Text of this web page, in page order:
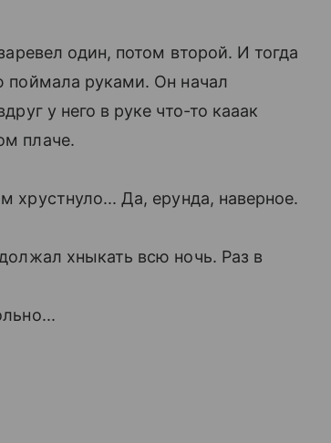
один, потом второй. И тогда
поймала руками. Он начал
у него в руке что-то кааак
плаче.
Да, ерунда, наверное.
хныкать всю ночь. Раз в